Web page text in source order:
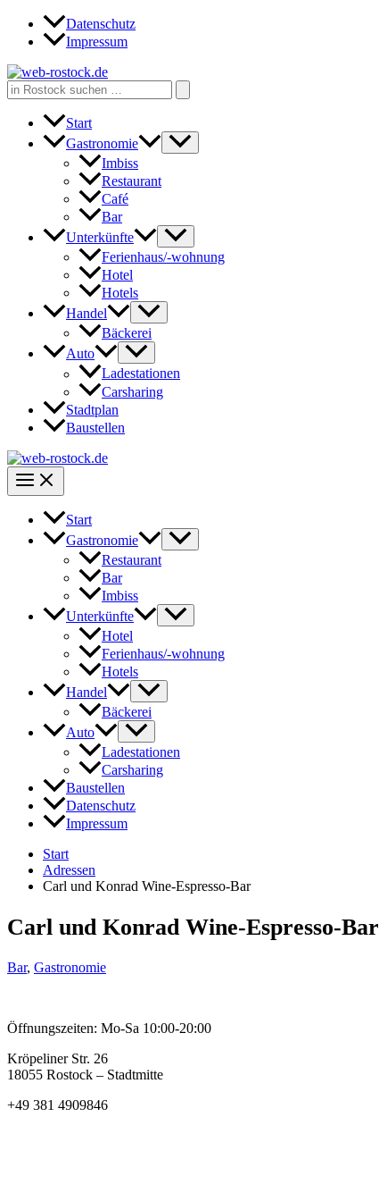
Zum
Inhalt
Datenschutz
Impressum
Search
for:
Start
Gastronomie
Imbiss
Restaurant
Café
Bar
Unterkünfte
Ferienhaus/-wohnung
Hotel
Hotels
Handel
Bäckerei
Auto
Ladestationen
Carsharing
Stadtplan
Baustellen
Start
Gastronomie
Restaurant
Bar
Imbiss
Unterkünfte
Hotel
Ferienhaus/-wohnung
Hotels
Handel
Bäckerei
Auto
Ladestationen
Carsharing
Baustellen
Datenschutz
Impressum
Start
Adressen
Carl und Konrad Wine-Espresso-Bar
Carl und Konrad Wine-Espresso-Bar
Bar, Gastronomie
Öffnungszeiten: Mo-Sa 10:00-20:00
Kröpeliner Str. 26
18055 Rostock – Stadtmitte
+49 381 4909846